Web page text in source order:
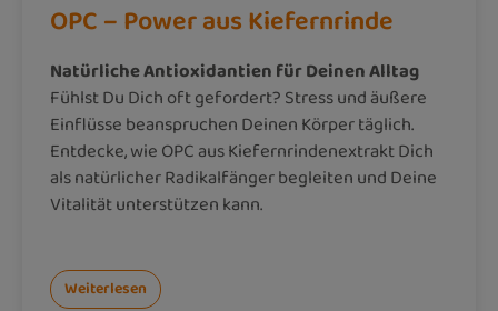
OPC – Power aus Kiefernrinde
Natürliche Antioxidantien für Deinen Alltag
Fühlst Du Dich oft gefordert? Stress und äußere
Einflüsse beanspruchen Deinen Körper täglich.
Entdecke, wie OPC aus Kiefernrindenextrakt Dich
als natürlicher Radikalfänger begleiten und Deine
Vitalität unterstützen kann.
Weiterlesen